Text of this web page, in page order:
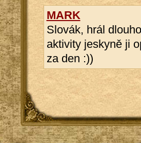
MARK
Slovák, hrál
aktivity jeskyně ji
za den :))